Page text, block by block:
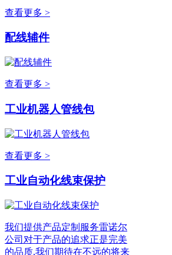
查看更多 >
配线辅件
查看更多 >
工业机器人管线包
查看更多 >
工业自动化线束保护
我们提供产品定制服务雷诺尔
公司对于产品的追求正是完美
的品质,我们期待在不远的将来